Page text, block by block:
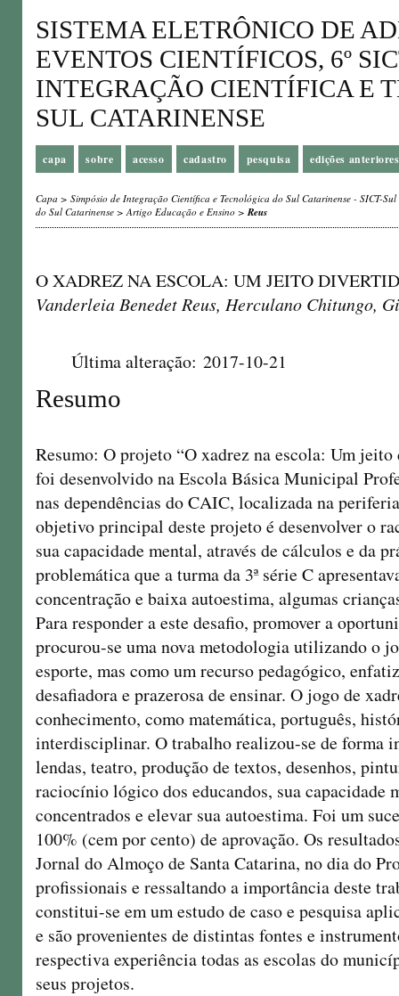
SISTEMA ELETRÔNICO DE
EVENTOS CIENTÍFICOS, 6º
INTEGRAÇÃO CIENTÍFICA E
SUL CATARINENSE
capa sobre acesso cadastro pesquisa edições anteriores
Capa > Simpósio de Integração Científica e Tecnológica do Sul Catarinense - SICT-Sul
do Sul Catarinense >Artigo Educação e Ensino >Reus
O XADREZ NA ESCOLA: UM JEITO
Vanderleia Benedet Reus, Herculano Chitungo,
Última alteração: 2017-10-21
Resumo
Resumo: O projeto “O xadrez na escola: Um
foi desenvolvido na Escola Básica Municipal
nas dependências do CAIC, localizada na
objetivo principal deste projeto é desenvolver o
sua capacidade mental, através de cálculos e da
problemática que a turma da 3ª série C
concentração e baixa autoestima, algumas
Para responder a este desafio, promover a
procurou-se uma nova metodologia utilizando o
esporte, mas como um recurso pedagógico,
desafiadora e prazerosa de ensinar. O jogo de
conhecimento, como matemática, português,
interdisciplinar. O trabalho realizou-se de forma
lendas, teatro, produção de textos, desenhos,
raciocínio lógico dos educandos, sua capacidade
concentrados e elevar sua autoestima. Foi um
100% (cem por cento) de aprovação. Os
Jornal do Almoço de Santa Catarina, no dia do
profissionais e ressaltando a importância deste
constitui-se em um estudo de caso e pesquisa
e são provenientes de distintas fontes e
respectiva experiência todas as escolas do
seus projetos.